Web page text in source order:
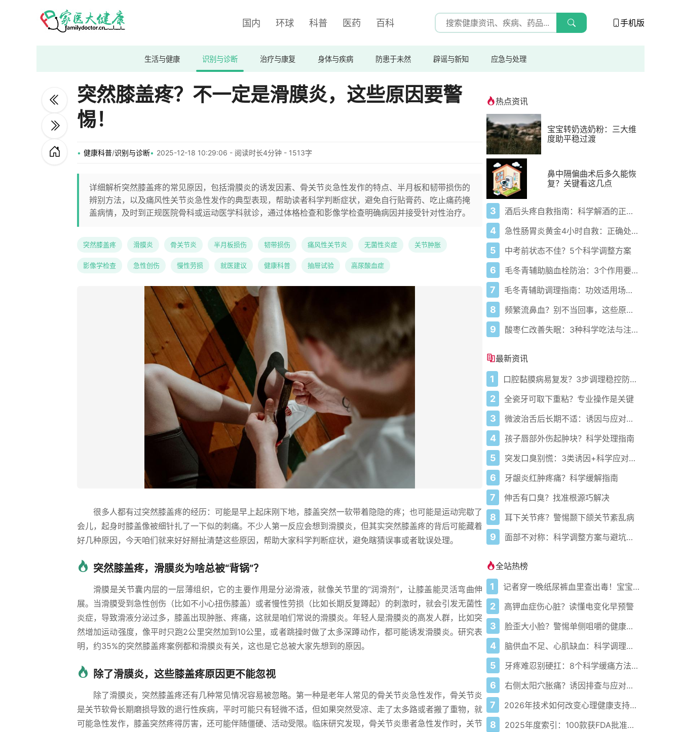
国内 环球 科普 医药 百科 手机版
生活与健康 识别与诊断 治疗与康复 身体与疾病 防患于未然 辟谣与新知 应急与处理
突然膝盖疼？不一定是滑膜炎，这些原因要警
惕！
健康科普/识别与诊断 2025-12-18 10:29:06 - 阅读时长4分钟 - 1513字
详细解析突然膝盖疼的常见原因，包括滑膜炎的诱发因素、骨关节炎急性发作的特点、半月板和韧带损伤的
辨别方法，以及痛风性关节炎急性发作的典型表现，帮助读者科学判断症状，避免自行贴膏药、吃止痛药掩
盖病情，及时到正规医院骨科或运动医学科就诊，通过体格检查和影像学检查明确病因并接受针对性治疗。
突然膝盖疼 滑膜炎 骨关节炎 半月板损伤 韧带损伤 痛风性关节炎 无菌性炎症 关节肿胀
影像学检查 急性创伤 慢性劳损 就医建议 健康科普 抽屉试验 高尿酸血症
很多人都有过突然膝盖疼的经历：可能是早上起床刚下地，膝盖突然一软带着隐隐的疼；也可能是运动完歇了
会儿，起身时膝盖像被细针扎了一下似的刺痛。不少人第一反应会想到滑膜炎，但其实突然膝盖疼的背后可能藏着
好几种原因，今天咱们就来好好掰扯清楚这些原因，帮助大家科学判断症状，避免瞎猜误事或者耽误处理。
突然膝盖疼，滑膜炎为啥总被“背锅”？
滑膜是关节囊内层的一层薄组织，它的主要作用是分泌滑液，就像关节里的“润滑剂”，让膝盖能灵活弯曲伸
展。当滑膜受到急性创伤（比如不小心扭伤膝盖）或者慢性劳损（比如长期反复蹲起）的刺激时，就会引发无菌性
炎症，导致滑液分泌过多，膝盖出现肿胀、疼痛，这就是咱们常说的滑膜炎。年轻人是滑膜炎的高发人群，比如突
然增加运动强度，像平时只跑2公里突然加到10公里，或者跳操时做了太多深蹲动作，都可能诱发滑膜炎。研究表
明，约35%的突然膝盖疼案例都和滑膜炎有关，这也是它总被大家先想到的原因。
除了滑膜炎，这些膝盖疼原因更不能忽视
除了滑膜炎，突然膝盖疼还有几种常见情况容易被忽略。第一种是老年人常见的骨关节炎急性发作，骨关节炎
是关节软骨长期磨损导致的退行性疾病，平时可能只有轻微不适，但如果突然受凉、走了太多路或者搬了重物，就
可能急性发作，膝盖突然疼得厉害，还可能伴随僵硬、活动受限。临床研究发现，骨关节炎患者急性发作时，关节
热点资讯
宝宝转奶选奶粉：三大维
度助平稳过渡
鼻中隔偏曲术后多久能恢
复？关键看这几点
3 酒后头疼自救指南：科学解酒的正确打开方式
4 急性肠胃炎黄金4小时自救：正确处置与误区避坑关键
5 中考前状态不佳？5个科学调整方案
6 毛冬青辅助脑血栓防治：3个作用要清楚，别乱用药
7 毛冬青辅助调理指南：功效适用场景与禁忌需牢记
8 频繁流鼻血？别不当回事，这些原因要警惕
9 酸枣仁改善失眠：3种科学吃法与注意事项
最新资讯
1 口腔黏膜病易复发？3步调理稳控防反复
2 全瓷牙可取下重粘？专业操作是关键
3 微波治舌后长期不适：诱因与应对方案
4 孩子唇部外伤起肿块？科学处理指南
5 突发口臭别慌：3类诱因+科学应对方案
6 牙龈炎红肿疼痛？科学缓解指南
7 伸舌有口臭？找准根源巧解决
8 耳下关节疼？警惕颞下颌关节紊乱病
9 面部不对称：科学调整方案与避坑指南
全站热榜
1 记者穿一晚纸尿裤血里查出毒！宝宝血液浓度竟是成人的5倍？
2 高钾血症伤心脏？读懂电变化早预警
3 脸歪大小脸？警惕单侧咀嚼的健康陷阱
4 脑供血不足、心肌缺血：科学调理全攻略
5 牙疼难忍别硬扛：8个科学缓痛方法收好
6 右侧太阳穴胀痛？诱因排查与应对指南
7 2026年技术如何改变心理健康支持的获取方式
8 2025年度索引：100款获FDA批准的AI驱动医疗设备